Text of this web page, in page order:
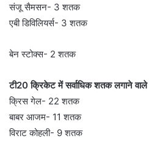
संजू सैमसन- 3 शतक
एबी डिविलियर्स- 3 शतक
बेन स्टोक्स- 2 शतक
टी20 क्रिकेट में सर्वाधिक शतक लगाने
क्रिस गेल- 22 शतक
बाबर आजम- 11 शतक
विराट कोहली- 9 शतक